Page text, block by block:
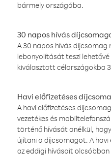
bármely országába.
30 napos hívás
A 30 napos hívás díjcsomag
lebonyolítását teszi
kiválasztott célországokba
Havi előfizetéses
A havi előfizetéses
vezetékes és
történő hívását anélkül,
újítani a díjcsomagot. A havi
az eddigi hívásait